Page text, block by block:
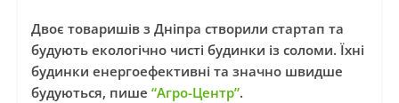
Двоє товаришів з Дніпра створили стартап та
будують екологічно чисті будинки із соломи. Їхні
будинки енергоефективні та значно швидше
будуються, пише “Агро-Центр”.